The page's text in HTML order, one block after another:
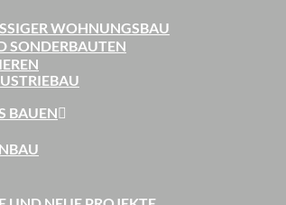
WOHNUNGSBAU
SONDERBAUTEN
BAUEN